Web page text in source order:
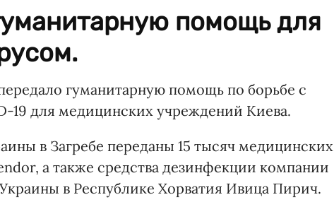
помощь для
гуманитарную помощь по борьбе с
19 для медицинских учреждений Киева.
в Загребе переданы 15 тысяч медицинских
а также средства дезинфекции компании
в Республике Хорватия Ивица Пирич.